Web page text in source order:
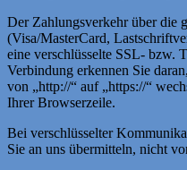
Der Zahlungsverkehr über die
(Visa/MasterCard,
eine verschlüsselte SSL- bzw.
Verbindung erkennen Sie
von „http://“ auf „https://“
Ihrer Browserzeile.
Bei verschlüsselter
Sie an uns übermitteln, nicht